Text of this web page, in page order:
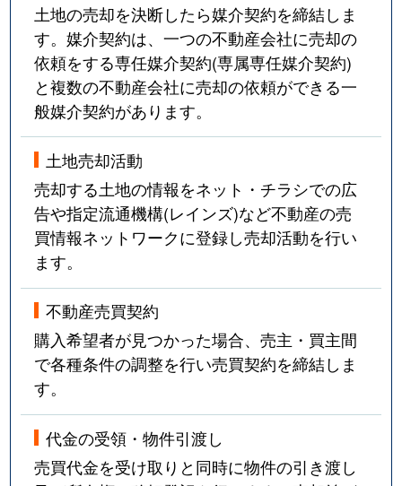
土地の売却を決断したら媒介契約を締結しま
す。媒介契約は、一つの不動産会社に売却の
依頼をする専任媒介契約(専属専任媒介契約)
と複数の不動産会社に売却の依頼ができる一
般媒介契約があります。
土地売却活動
売却する土地の情報をネット・チラシでの広
告や指定流通機構(レインズ)など不動産の売
買情報ネットワークに登録し売却活動を行い
ます。
不動産売買契約
購入希望者が見つかった場合、売主・買主間
で各種条件の調整を行い売買契約を締結しま
す。
代金の受領・物件引渡し
売買代金を受け取りと同時に物件の引き渡し